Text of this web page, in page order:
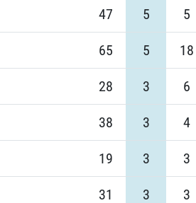
47 5 5
65 5 18
28 3 6
38 3 4
19 3 3
31 3 3